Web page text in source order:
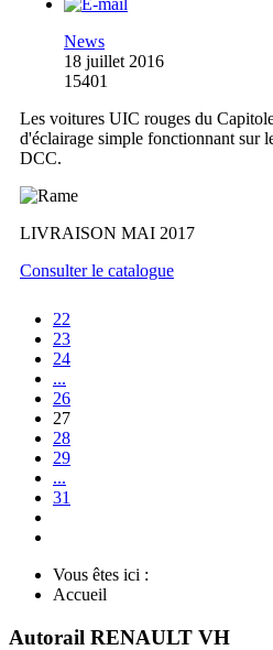
News
18 juillet 2016
15401
Les voitures UIC rouges du
d'éclairage simple fonctionnant sur
DCC.
LIVRAISON MAI 2017
Consulter le catalogue
22
23
24
...
26
27
28
29
...
31
Vous êtes ici :
Accueil
Autorail RENAULT VH